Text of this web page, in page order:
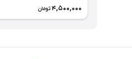
4,500,000 تومان